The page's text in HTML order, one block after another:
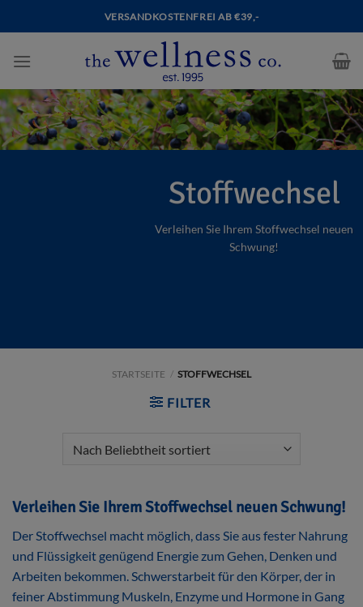
VERSANDKOSTENFREI AB €39,-
Stoffwechsel
Verleihen Sie Ihrem Stoffwechsel neuen
Schwung!
STARTSEITE / STOFFWECHSEL
FILTER
Verleihen Sie Ihrem Stoffwechsel neuen Schwung!
Der Stoffwechsel macht möglich, dass Sie aus fester Nahrung
und Flüssigkeit genügend Energie zum Gehen, Denken und
Arbeiten bekommen. Schwerstarbeit für den Körper, der in
feiner Abstimmung Muskeln, Enzyme und Hormone in Gang